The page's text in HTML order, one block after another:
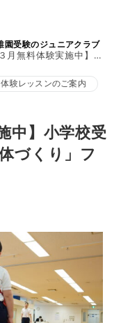
園受験のジュニアクラブ
小学校受験を成功に導く「賢い身体づくり」フィジカルリテラシー
体験レッスンのご案内
中】小学校受
づくり」フ